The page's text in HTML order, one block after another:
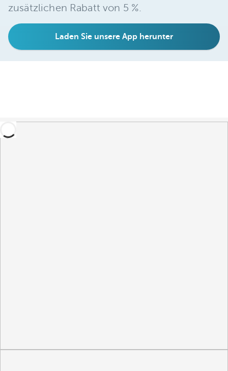
zusätzlichen Rabatt von 5 %.
Laden Sie unsere App herunter